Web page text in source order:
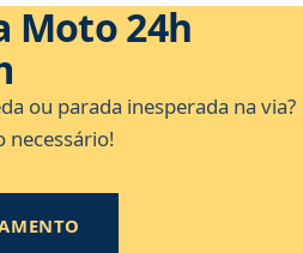
Moto 24h
ou parada inesperada na via?
necessário!